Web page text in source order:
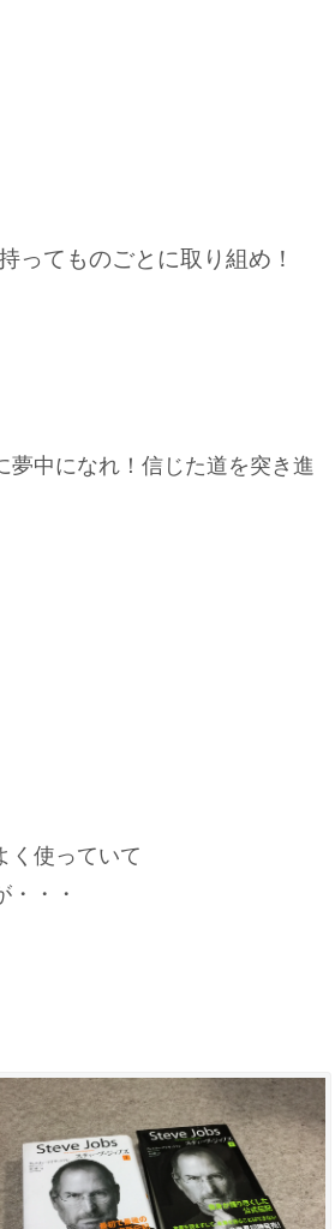
ってものごとに取り組め！
中になれ！信じた道を突き進
く使っていて
・・